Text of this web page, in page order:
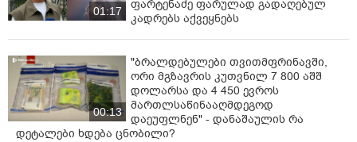
01:17
ფარტენაძე ფარულად გადაღებულ
კადრებს აქვეყნებს
00:13
"ბრალდებულები თვითმფრინავში,
ორი მგზავრის კუთვნილ 7 800 აშშ
დოლარსა და 4 450 ევროს
მართლსაწინააღმდეგოდ
დაეუფლნენ" - დანაშაულის რა
დეტალები ხდება ცნობილი?